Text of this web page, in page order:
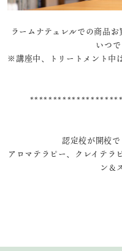
ラームナテュレルでの商品お
いつで
※講座中、トリートメント中
認定校が開校で
アロマテラピー、クレイテラ
ン＆